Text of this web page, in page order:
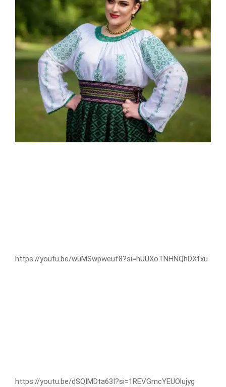
https://youtu.be/wuMSwpweuf8?si=hUUXoTNHNQhDXfxu
https://youtu.be/dSQIMDta63I?si=1REVGmcYEUOlujyg